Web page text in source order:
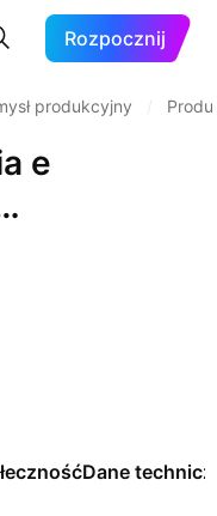
Rozpocznij
produkcyjny
e
para
Dane